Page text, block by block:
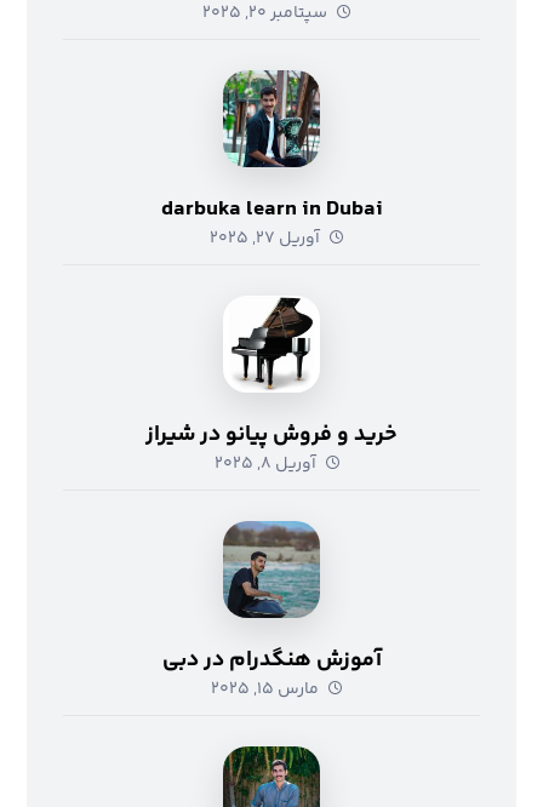
سپتامبر ۲۰, ۲۰۲۵
darbuka learn in Dubai
آوریل ۲۷, ۲۰۲۵
خرید و فروش پیانو در شیراز
آوریل ۸, ۲۰۲۵
آموزش هنگدرام در دبی
مارس ۱۵, ۲۰۲۵